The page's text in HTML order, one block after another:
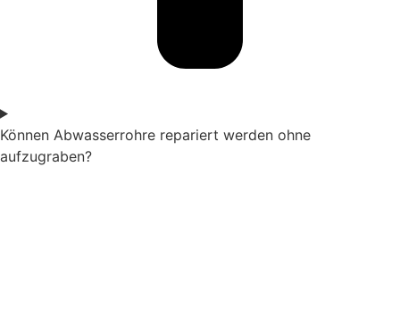
Können Abwasserrohre repariert werden ohne
aufzugraben?